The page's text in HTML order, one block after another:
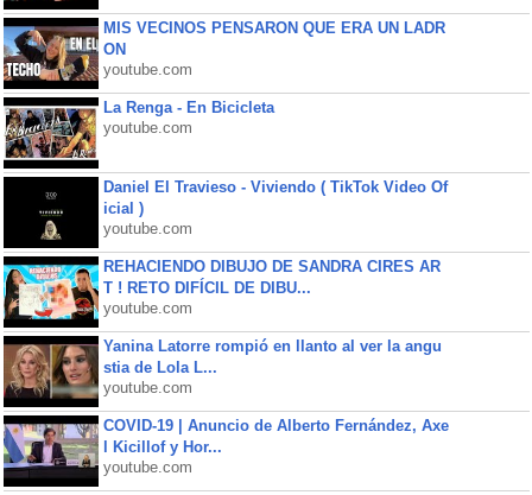
MIS VECINOS PENSARON QUE ERA UN LADR
ON
youtube.com
La Renga - En Bicicleta
youtube.com
Daniel El Travieso - Viviendo ( TikTok Video Of
icial )
youtube.com
REHACIENDO DIBUJO DE SANDRA CIRES AR
T ! RETO DIFÍCIL DE DIBU...
youtube.com
Yanina Latorre rompió en llanto al ver la angu
stia de Lola L...
youtube.com
COVID-19 | Anuncio de Alberto Fernández, Axe
l Kicillof y Hor...
youtube.com